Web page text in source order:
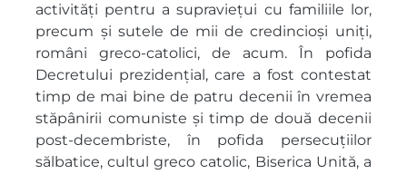
activități pentru a supraviețui cu familiile lor,
precum și sutele de mii de credincioși uniți,
români greco-catolici, de acum. În pofida
Decretului prezidențial, care a fost contestat
timp de mai bine de patru decenii în vremea
stăpânirii comuniste și timp de două decenii
post-decembriste, în pofida persecuțiilor
sălbatice, cultul greco catolic, Biserica Unită, a